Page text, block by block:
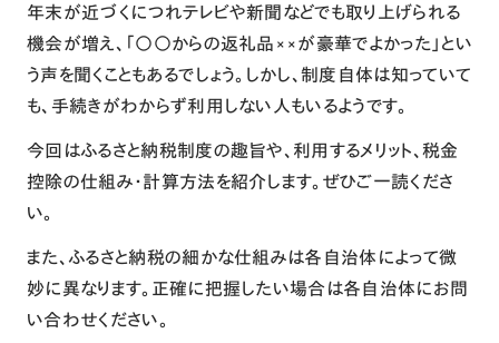
年末が近づくにつれテレビや新聞などでも取り上げられる
機会が増え、「○○からの返礼品××が豪華でよかった」とい
う声を聞くこともあるでしょう。しかし、制度自体は知っていて
も、手続きがわからず利用しない人もいるようです。
今回はふるさと納税制度の趣旨や、利用するメリット、税金
控除の仕組み・計算方法を紹介します。ぜひご一読くださ
い。
また、ふるさと納税の細かな仕組みは各自治体によって微
妙に異なります。正確に把握したい場合は各自治体にお問
い合わせください。